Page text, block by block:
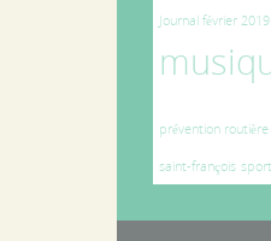
Journal février 2019
prévention routière
saint-françois sport